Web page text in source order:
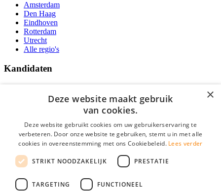
Amsterdam
Den Haag
Eindhoven
Rotterdam
Utrecht
Alle regio's
Kandidaten
Vacatures
Over Vacatures Overheid Online
YoungCapital IOS App
YoungCapital Android App
Hoofdkantoor Hoofddorp
Social
×
Deze website maakt gebruik
van cookies.
Deze website gebruikt cookies om uw gebruikerservaring te
verbeteren. Door onze website te gebruiken, stemt u in met alle
cookies in overeenstemming met ons Cookiebeleid. Lees verder
STRIKT NOODZAKELIJK PRESTATIE
TARGETING FUNCTIONEEL